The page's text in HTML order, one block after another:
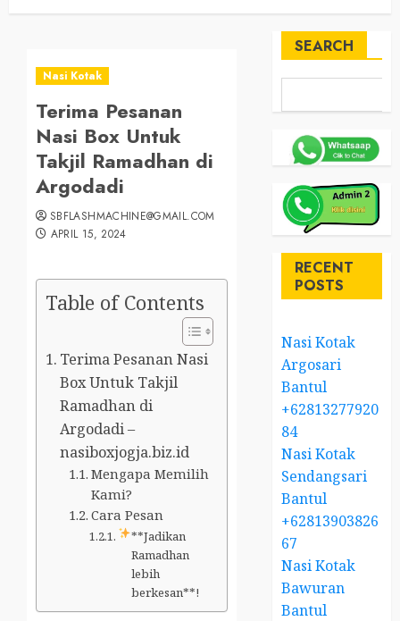
Nasi Kotak
Terima Pesanan
Nasi Box Untuk
Takjil Ramadhan di
Argodadi
SBFLASHMACHINE@GMAIL.COM
APRIL 15, 2024
Table of Contents
Terima Pesanan Nasi
Box Untuk Takjil
Ramadhan di
Argodadi –
nasiboxjogja.biz.id
Mengapa Memilih
Kami?
Cara Pesan
**Jadikan
Ramadhan
lebih
berkesan**!
SEARCH
RECENT
POSTS
Nasi Kotak
Argosari
Bantul
+62813277920
84
Nasi Kotak
Sendangsari
Bantul
+62813903826
67
Nasi Kotak
Bawuran
Bantul